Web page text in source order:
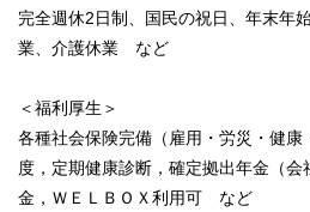
完全週休2日制、国民の祝日、年末年
業、介護休業 など
＜福利厚生＞
各種社会保険完備（雇用・労災・健康
度，定期健康診断，確定拠出年金（
金，ＷＥＬＢＯＸ利用可 など